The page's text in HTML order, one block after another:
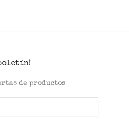
de productos